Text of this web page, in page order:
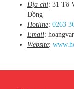
Địa chỉ: 31 Tô
Đồng
Hotline: 0263
Email:
Website: